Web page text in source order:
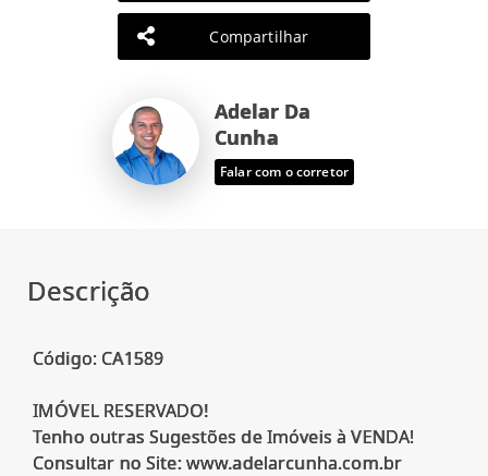
Compartilhar
Adelar Da
Cunha
Falar com o corretor
Descrição
Código: CA1589
IMÓVEL RESERVADO!
Tenho outras Sugestões de Imóveis à VENDA!
Consultar no Site: www.adelarcunha.com.br